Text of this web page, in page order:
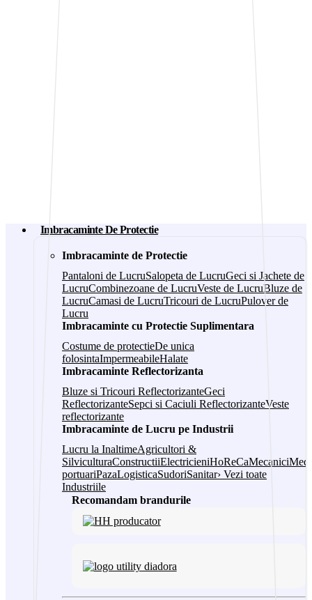
Imbracaminte De Protectie
Imbracaminte de Protectie
Pantaloni de LucruSalopeta de LucruGeci si Jachete de
LucruCombinezoane de LucruVeste de LucruBluze de
LucruCamasi de LucruTricouri de LucruPulover de
Lucru
Imbracaminte cu Protectie Suplimentara
Costume de protectieDe unica
folosintaImpermeabileHalate
Imbracaminte Reflectorizanta
Bluze si Tricouri ReflectorizanteGeci
ReflectorizanteSepci si Caciuli ReflectorizanteVeste
reflectorizante
Imbracaminte de Lucru pe Industrii
Lucru la InaltimeAgricultori &
SilviculturaConstructiiElectricieniHoReCaMecanici
portuariPazaLogisticaSudoriSanitar› Vezi toate
Industriile
Recomandam brandurile